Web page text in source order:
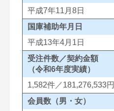
平成7年11月8日
国庫補助年月日
平成13年4月1日
受注件数／契約金額
（令和6年度実績）
1,582件／181,276,533円
会員数（男・女）